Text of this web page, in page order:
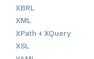
XBRL
XML
XPath + XQuery
XSL